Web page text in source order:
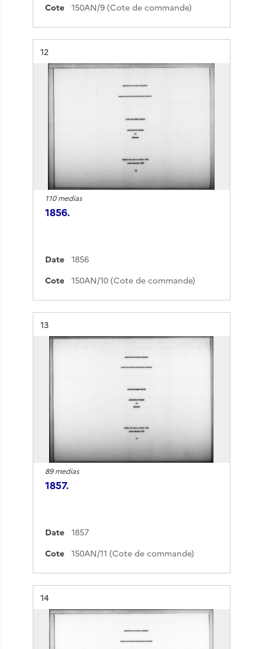
Cote
150AN/9 (Cote de commande)
Résultat n°
12
110 medias
1856.
Date
1856
Cote
150AN/10 (Cote de commande)
Résultat n°
13
89 medias
1857.
Date
1857
Cote
150AN/11 (Cote de commande)
Résultat n°
14